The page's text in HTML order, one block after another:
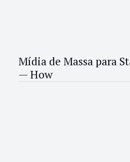
Mídia de Massa para
— How